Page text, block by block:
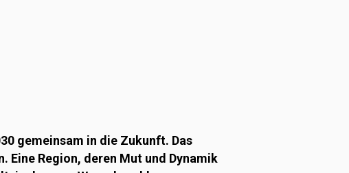
gemeinsam in die Zukunft. Das
Region, deren Mut und Dynamik